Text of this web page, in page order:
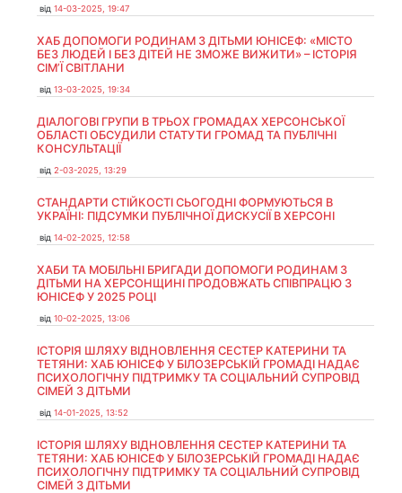
від 14-03-2025, 19:47
ХАБ ДОПОМОГИ РОДИНАМ З ДІТЬМИ ЮНІСЕФ: «МІСТО
БЕЗ ЛЮДЕЙ І БЕЗ ДІТЕЙ НЕ ЗМОЖЕ ВИЖИТИ» – ІСТОРІЯ
СІМʼЇ СВІТЛАНИ
від 13-03-2025, 19:34
ДІАЛОГОВІ ГРУПИ В ТРЬОХ ГРОМАДАХ ХЕРСОНСЬКОЇ
ОБЛАСТІ ОБСУДИЛИ СТАТУТИ ГРОМАД ТА ПУБЛІЧНІ
КОНСУЛЬТАЦІЇ
від 2-03-2025, 13:29
СТАНДАРТИ СТІЙКОСТІ СЬОГОДНІ ФОРМУЮТЬСЯ В
УКРАЇНІ: ПІДСУМКИ ПУБЛІЧНОЇ ДИСКУСІЇ В ХЕРСОНІ
від 14-02-2025, 12:58
ХАБИ ТА МОБІЛЬНІ БРИГАДИ ДОПОМОГИ РОДИНАМ З
ДІТЬМИ НА ХЕРСОНЩИНІ ПРОДОВЖАТЬ СПІВПРАЦЮ З
ЮНІСЕФ У 2025 РОЦІ
від 10-02-2025, 13:06
ІСТОРІЯ ШЛЯХУ ВІДНОВЛЕННЯ СЕСТЕР КАТЕРИНИ ТА
ТЕТЯНИ: ХАБ ЮНІСЕФ У БІЛОЗЕРСЬКІЙ ГРОМАДІ НАДАЄ
ПСИХОЛОГІЧНУ ПІДТРИМКУ ТА СОЦІАЛЬНИЙ СУПРОВІД
СІМЕЙ З ДІТЬМИ
від 14-01-2025, 13:52
ІСТОРІЯ ШЛЯХУ ВІДНОВЛЕННЯ СЕСТЕР КАТЕРИНИ ТА
ТЕТЯНИ: ХАБ ЮНІСЕФ У БІЛОЗЕРСЬКІЙ ГРОМАДІ НАДАЄ
ПСИХОЛОГІЧНУ ПІДТРИМКУ ТА СОЦІАЛЬНИЙ СУПРОВІД
СІМЕЙ З ДІТЬМИ